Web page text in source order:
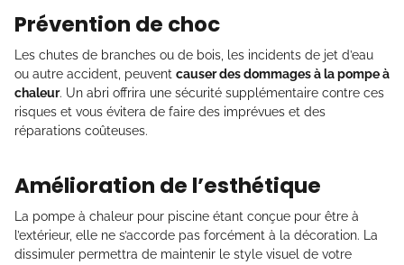
Prévention de choc
Les chutes de branches ou de bois, les incidents de jet d’eau
ou autre accident, peuvent causer des dommages à la pompe à
chaleur. Un abri offrira une sécurité supplémentaire contre ces
risques et vous évitera de faire des imprévues et des
réparations coûteuses.
Amélioration de l’esthétique
La pompe à chaleur pour piscine étant conçue pour être à
l’extérieur, elle ne s’accorde pas forcément à la décoration. La
dissimuler permettra de maintenir le style visuel de votre